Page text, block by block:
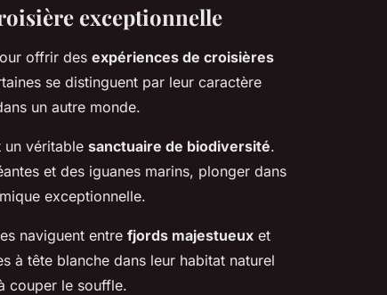
exceptionnelle
offrir des expériences de croisières
se distinguent par leur caractère
un autre monde.
un véritable sanctuaire de biodiversité.
et des iguanes marins, plonger dans
exceptionnelle.
naviguent entre fjords majestueux et
à tête blanche dans leur habitat naturel
couper le souffle.